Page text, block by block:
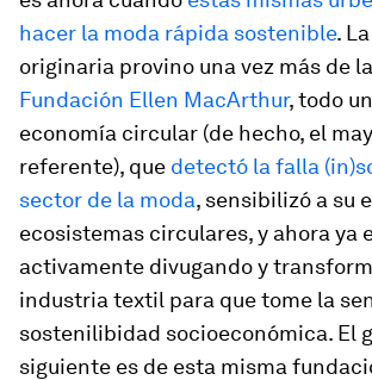
hacer la moda rápida sostenible.
originaria provino una vez más de
Fundación Ellen MacArthur, todo
economía circular (de hecho, el
referente), que detectó la falla
sector de la moda, sensibilizó a su
ecosistemas circulares, y ahora ya
activamente divugando y
industria textil para que tome la
sostenilibidad socioeconómica. El
siguiente es de esta misma